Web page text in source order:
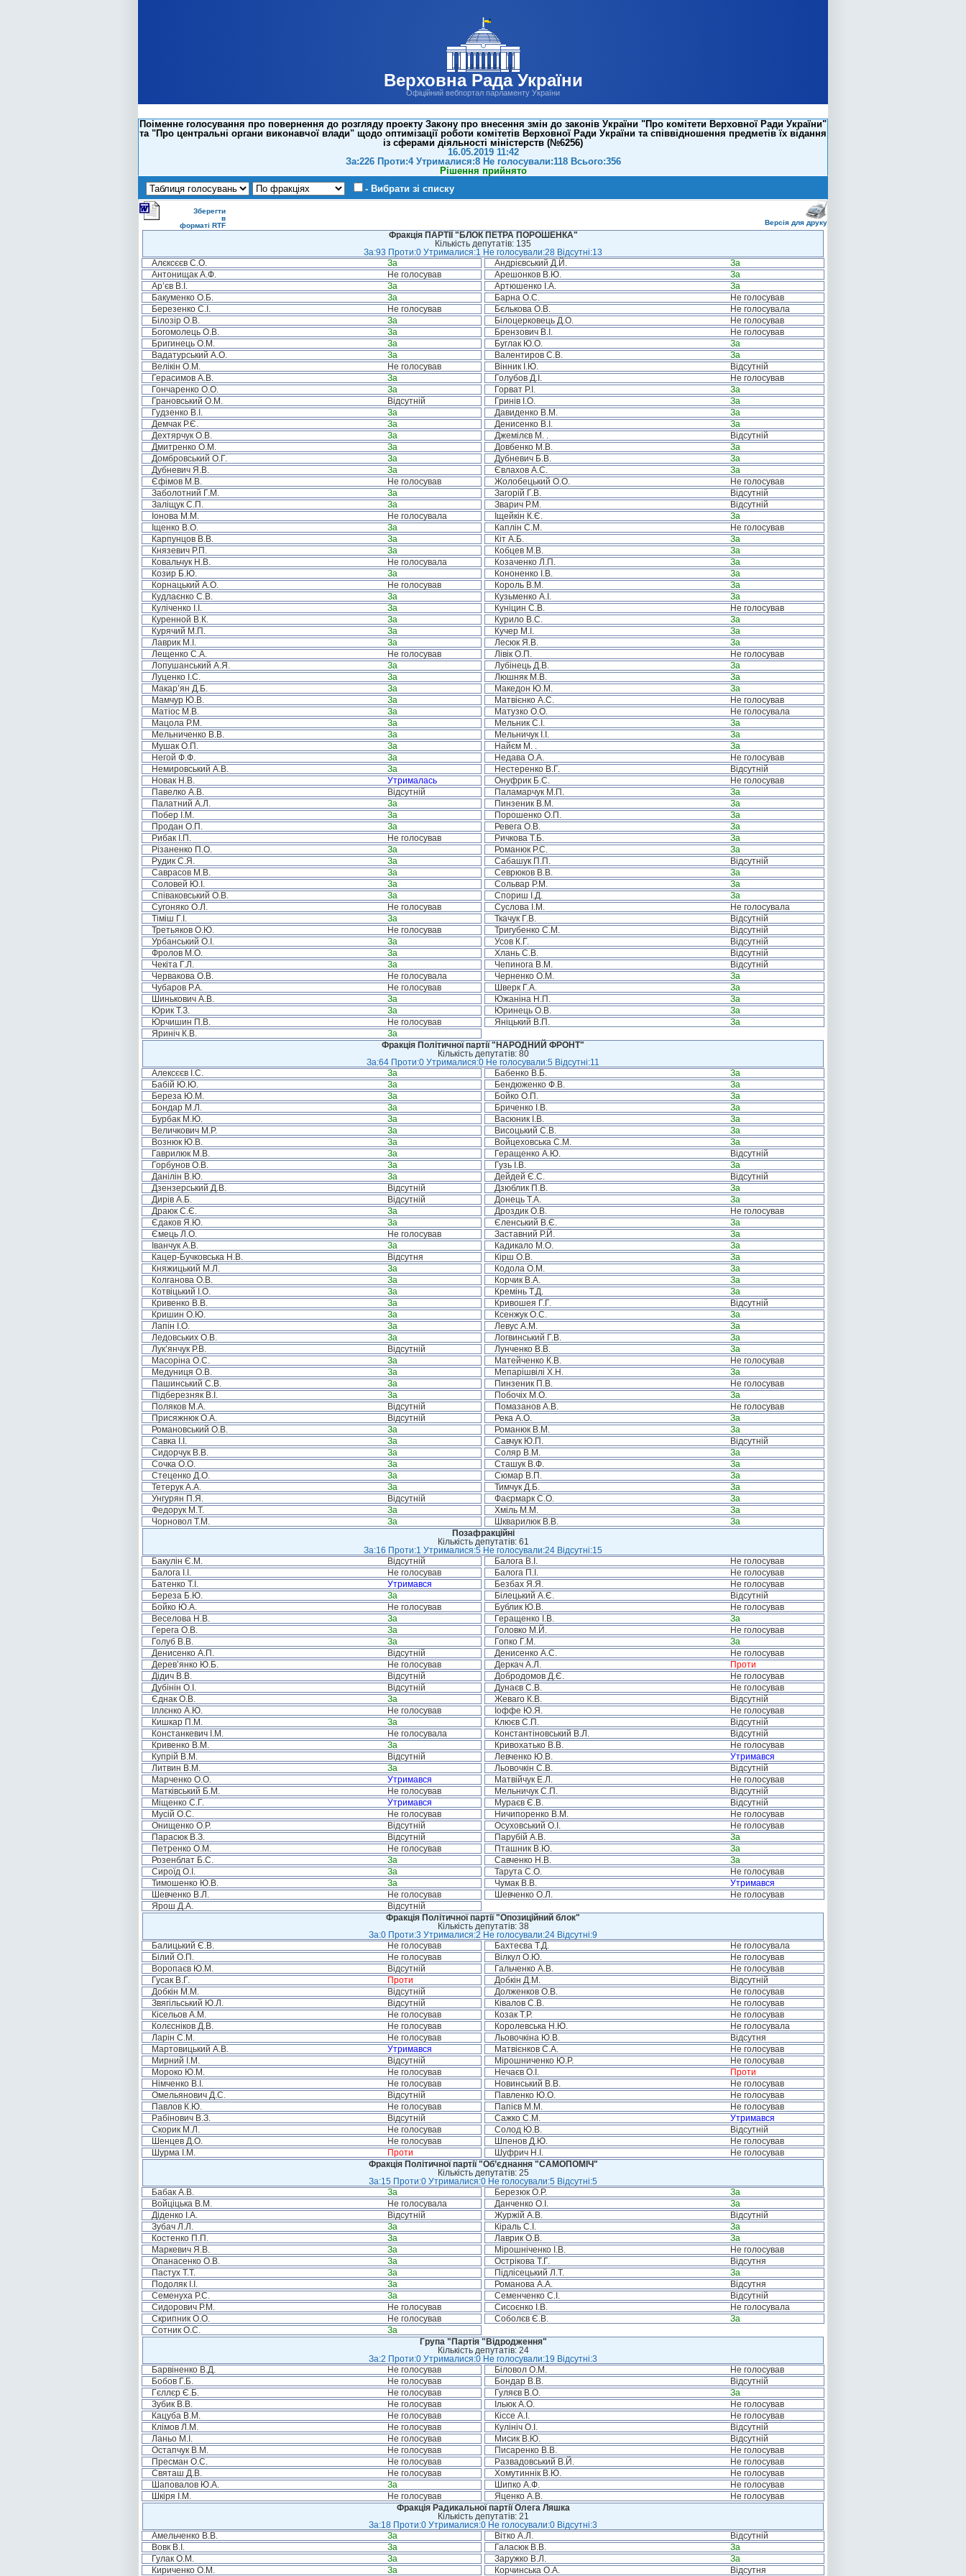
Верховна Рада України
Офіційний вебпортал парламенту України
Поіменне голосування про повернення до розгляду проекту Закону про внесення змін до законів України "Про комітети Верховної Ради України"
та "Про центральні органи виконавчої влади" щодо оптимізації роботи комітетів Верховної Ради України та співвідношення предметів їх відання
із сферами діяльності міністерств (№6256)
16.05.2019 11:42
За:226 Проти:4 Утрималися:8 Не голосували:118 Всього:356
Рішення прийнято
- Вибрати зі списку
Зберегти
в
форматі RTF
Версія для друку
Фракція ПАРТІЇ "БЛОК ПЕТРА ПОРОШЕНКА"
Кількість депутатів: 135
За:93 Проти:0 Утрималися:1 Не голосували:28 Відсутні:13
Алєксєєв С.О.
За Андрієвський Д.Й.
За
Антонищак А.Ф.
Не голосував Арешонков В.Ю.
За
Ар’єв В.І.
За Артюшенко І.А.
За
Бакуменко О.Б.
За Барна О.С.
Не голосував
Березенко С.І.
Не голосував Бєлькова О.В.
Не голосувала
Білозір О.В.
За Білоцерковець Д.О.
Не голосував
Богомолець О.В.
За Брензович В.І.
Не голосував
Бригинець О.М.
За Буглак Ю.О.
За
Вадатурський А.О.
За Валентиров С.В.
За
Велікін О.М.
Не голосував Вінник І.Ю.
Відсутній
Герасимов А.В.
За Голубов Д.І.
Не голосував
Гончаренко О.О.
За Горват Р.І.
За
Грановський О.М.
Відсутній Гринів І.О.
За
Гудзенко В.І.
За Давиденко В.М.
За
Демчак Р.Є.
За Денисенко В.І.
За
Дехтярчук О.В.
За Джемілєв М. .
Відсутній
Дмитренко О.М.
За Довбенко М.В.
За
Домбровський О.Г.
За Дубневич Б.В.
За
Дубневич Я.В.
За Євлахов А.С.
За
Єфімов М.В.
Не голосував Жолобецький О.О.
Не голосував
Заболотний Г.М.
За Загорій Г.В.
Відсутній
Заліщук С.П.
За Зварич Р.М.
Відсутній
Іонова М.М.
Не голосувала Іщейкін К.Є.
За
Іщенко В.О.
За Каплін С.М.
Не голосував
Карпунцов В.В.
За Кіт А.Б.
За
Князевич Р.П.
За Кобцев М.В.
За
Ковальчук Н.В.
Не голосувала Козаченко Л.П.
За
Козир Б.Ю.
За Кононенко І.В.
За
Корнацький А.О.
Не голосував Король В.М.
За
Кудлаєнко С.В.
За Кузьменко А.І.
За
Куліченко І.І.
За Куніцин С.В.
Не голосував
Куренной В.К.
За Курило В.С.
За
Курячий М.П.
За Кучер М.І.
За
Лаврик М.І.
За Лесюк Я.В.
За
Лещенко С.А.
Не голосував Лівік О.П.
Не голосував
Лопушанський А.Я.
За Лубінець Д.В.
За
Луценко І.С.
За Люшняк М.В.
За
Макар’ян Д.Б.
За Македон Ю.М.
За
Мамчур Ю.В.
За Матвієнко А.С.
Не голосував
Матіос М.В.
За Матузко О.О.
Не голосувала
Мацола Р.М.
За Мельник С.І.
За
Мельниченко В.В.
За Мельничук І.І.
За
Мушак О.П.
За Найєм М. .
За
Негой Ф.Ф.
За Недава О.А.
Не голосував
Немировський А.В.
За Нестеренко В.Г.
Відсутній
Новак Н.В.
Утрималась Онуфрик Б.С.
Не голосував
Павелко А.В.
Відсутній Паламарчук М.П.
За
Палатний А.Л.
За Пинзеник В.М.
За
Побер І.М.
За Порошенко О.П.
За
Продан О.П.
За Ревега О.В.
За
Рибак І.П.
Не голосував Ричкова Т.Б.
За
Різаненко П.О.
За Романюк Р.С.
За
Рудик С.Я.
За Сабашук П.П.
Відсутній
Саврасов М.В.
За Севрюков В.В.
За
Соловей Ю.І.
За Сольвар Р.М.
За
Співаковський О.В.
За Спориш І.Д.
За
Сугоняко О.Л.
Не голосував Суслова І.М.
Не голосувала
Тіміш Г.І.
За Ткачук Г.В.
Відсутній
Третьяков О.Ю.
Не голосував Тригубенко С.М.
Відсутній
Урбанський О.І.
За Усов К.Г.
Відсутній
Фролов М.О.
За Хлань С.В.
Відсутній
Чекіта Г.Л.
За Чепинога В.М.
Відсутній
Червакова О.В.
Не голосувала Черненко О.М.
За
Чубаров Р.А.
Не голосував Шверк Г.А.
За
Шинькович А.В.
За Южаніна Н.П.
За
Юрик Т.З.
За Юринець О.В.
За
Юрчишин П.В.
Не голосував Яніцький В.П.
За
Яриніч К.В.
За
Фракція Політичної партії "НАРОДНИЙ ФРОНТ"
Кількість депутатів: 80
За:64 Проти:0 Утрималися:0 Не голосували:5 Відсутні:11
Алексєєв І.С.
За Бабенко В.Б.
За
Бабій Ю.Ю.
За Бендюженко Ф.В.
За
Береза Ю.М.
За Бойко О.П.
За
Бондар М.Л.
За Бриченко І.В.
За
Бурбак М.Ю.
За Васюник І.В.
За
Величкович М.Р.
За Висоцький С.В.
За
Вознюк Ю.В.
За Войцеховська С.М.
За
Гаврилюк М.В.
За Геращенко А.Ю.
Відсутній
Горбунов О.В.
За Гузь І.В.
За
Данілін В.Ю.
За Дейдей Є.С.
Відсутній
Дзензерський Д.В.
Відсутній Дзюблик П.В.
За
Дирів А.Б.
Відсутній Донець Т.А.
За
Драюк С.Є.
За Дроздик О.В.
Не голосував
Єдаков Я.Ю.
За Єленський В.Є.
За
Ємець Л.О.
Не голосував Заставний Р.Й.
За
Іванчук А.В.
За Кадикало М.О.
За
Кацер-Бучковська Н.В.
Відсутня Кірш О.В.
За
Княжицький М.Л.
За Кодола О.М.
За
Колганова О.В.
За Корчик В.А.
За
Котвіцький І.О.
За Кремінь Т.Д.
За
Кривенко В.В.
За Кривошея Г.Г.
Відсутній
Кришин О.Ю.
За Ксенжук О.С.
За
Лапін І.О.
За Левус А.М.
За
Ледовських О.В.
За Логвинський Г.В.
За
Лук’янчук Р.В.
Відсутній Лунченко В.В.
За
Масоріна О.С.
За Матейченко К.В.
Не голосував
Медуниця О.В.
За Мепарішвілі Х.Н.
За
Пашинський С.В.
За Пинзеник П.В.
Не голосував
Підберезняк В.І.
За Побочіх М.О.
За
Поляков М.А.
Відсутній Помазанов А.В.
Не голосував
Присяжнюк О.А.
Відсутній Река А.О.
За
Романовський О.В.
За Романюк В.М.
За
Савка І.І.
За Савчук Ю.П.
Відсутній
Сидорчук В.В.
За Соляр В.М.
За
Сочка О.О.
За Сташук В.Ф.
За
Стеценко Д.О.
За Сюмар В.П.
За
Тетерук А.А.
За Тимчук Д.Б.
За
Унгурян П.Я.
Відсутній Фаєрмарк С.О.
За
Федорук М.Т.
За Хміль М.М.
За
Чорновол Т.М.
За Шкварилюк В.В.
За
Позафракційні
Кількість депутатів: 61
За:16 Проти:1 Утрималися:5 Не голосували:24 Відсутні:15
Бакулін Є.М.
Відсутній Балога В.І.
Не голосував
Балога І.І.
Не голосував Балога П.І.
Не голосував
Батенко Т.І.
Утримався Безбах Я.Я.
Не голосував
Береза Б.Ю.
За Білецький А.Є.
Відсутній
Бойко Ю.А.
Не голосував Бублик Ю.В.
Не голосував
Веселова Н.В.
За Геращенко І.В.
За
Герега О.В.
За Головко М.Й.
Не голосував
Голуб В.В.
За Гопко Г.М.
За
Денисенко А.П.
Відсутній Денисенко А.С.
Не голосував
Дерев’янко Ю.Б.
Не голосував Деркач А.Л.
Проти
Дідич В.В.
Відсутній Добродомов Д.Є.
Не голосував
Дубінін О.І.
Відсутній Дунаєв С.В.
Не голосував
Єднак О.В.
За Жеваго К.В.
Відсутній
Іллєнко А.Ю.
Не голосував Іоффе Ю.Я.
Не голосував
Кишкар П.М.
За Клюєв С.П.
Відсутній
Констанкевич І.М.
Не голосувала Константіновський В.Л.
Відсутній
Кривенко В.М.
За Кривохатько В.В.
Не голосував
Купрій В.М.
Відсутній Левченко Ю.В.
Утримався
Литвин В.М.
За Льовочкін С.В.
Відсутній
Марченко О.О.
Утримався Матвійчук Е.Л.
Не голосував
Матківський Б.М.
Не голосував Мельничук С.П.
Відсутній
Міщенко С.Г.
Утримався Мураєв Є.В.
Відсутній
Мусій О.С.
Не голосував Ничипоренко В.М.
Не голосував
Онищенко О.Р.
Відсутній Осуховський О.І.
Не голосував
Парасюк В.З.
Відсутній Парубій А.В.
За
Петренко О.М.
Не голосував Пташник В.Ю.
За
Розенблат Б.С.
За Савченко Н.В.
За
Сироїд О.І.
За Тарута С.О.
Не голосував
Тимошенко Ю.В.
За Чумак В.В.
Утримався
Шевченко В.Л.
Не голосував Шевченко О.Л.
Не голосував
Ярош Д.А.
Відсутній
Фракція Політичної партії "Опозиційний блок"
Кількість депутатів: 38
За:0 Проти:3 Утрималися:2 Не голосували:24 Відсутні:9
Балицький Є.В.
Не голосував Бахтеєва Т.Д.
Не голосувала
Білий О.П.
Не голосував Вілкул О.Ю.
Не голосував
Воропаєв Ю.М.
Відсутній Гальченко А.В.
Не голосував
Гусак В.Г.
Проти Добкін Д.М.
Відсутній
Добкін М.М.
Відсутній Долженков О.В.
Не голосував
Звягільський Ю.Л.
Відсутній Ківалов С.В.
Не голосував
Кісельов А.М.
Не голосував Козак Т.Р.
Не голосував
Колєсніков Д.В.
Не голосував Королевська Н.Ю.
Не голосувала
Ларін С.М.
Не голосував Льовочкіна Ю.В.
Відсутня
Мартовицький А.В.
Утримався Матвієнков С.А.
Не голосував
Мирний І.М.
Відсутній Мірошниченко Ю.Р.
Не голосував
Мороко Ю.М.
Не голосував Нечаєв О.І.
Проти
Німченко В.І.
Не голосував Новинський В.В.
Не голосував
Омельянович Д.С.
Відсутній Павленко Ю.О.
Не голосував
Павлов К.Ю.
Не голосував Папієв М.М.
Не голосував
Рабінович В.З.
Відсутній Сажко С.М.
Утримався
Скорик М.Л.
Не голосував Солод Ю.В.
Відсутній
Шенцев Д.О.
Не голосував Шпенов Д.Ю.
Не голосував
Шурма І.М.
Проти Шуфрич Н.І.
Не голосував
Фракція Політичної партії "Об’єднання "САМОПОМІЧ"
Кількість депутатів: 25
За:15 Проти:0 Утрималися:0 Не голосували:5 Відсутні:5
Бабак А.В.
За Березюк О.Р.
За
Войціцька В.М.
Не голосувала Данченко О.І.
За
Діденко І.А.
Відсутній Журжій А.В.
Відсутній
Зубач Л.Л.
За Кіраль С.І.
За
Костенко П.П.
За Лаврик О.В.
За
Маркевич Я.В.
За Мірошніченко І.В.
Не голосував
Опанасенко О.В.
За Острікова Т.Г.
Відсутня
Пастух Т.Т.
За Підлісецький Л.Т.
За
Подоляк І.І.
За Романова А.А.
Відсутня
Семенуха Р.С.
За Семенченко С.І.
Відсутній
Сидорович Р.М.
Не голосував Сисоєнко І.В.
Не голосувала
Скрипник О.О.
Не голосував Соболєв Є.В.
За
Сотник О.С.
За
Група "Партія "Відродження"
Кількість депутатів: 24
За:2 Проти:0 Утрималися:0 Не голосували:19 Відсутні:3
Барвіненко В.Д.
Не голосував Біловол О.М.
Не голосував
Бобов Г.Б.
Не голосував Бондар В.В.
Відсутній
Гєллєр Є.Б.
Не голосував Гуляєв В.О.
За
Зубик В.В.
Не голосував Ільюк А.О.
Не голосував
Кацуба В.М.
Не голосував Кіссе А.І.
Не голосував
Клімов Л.М.
Не голосував Кулініч О.І.
Відсутній
Ланьо М.І.
Не голосував Мисик В.Ю.
Відсутній
Остапчук В.М.
Не голосував Писаренко В.В.
Не голосував
Пресман О.С.
Не голосував Развадовський В.Й.
Не голосував
Святаш Д.В.
Не голосував Хомутиннік В.Ю.
Не голосував
Шаповалов Ю.А.
За Шипко А.Ф.
Не голосував
Шкіря І.М.
Не голосував Яценко А.В.
Не голосував
Фракція Радикальної партії Олега Ляшка
Кількість депутатів: 21
За:18 Проти:0 Утрималися:0 Не голосували:0 Відсутні:3
Амельченко В.В.
За Вітко А.Л.
Відсутній
Вовк В.І.
За Галасюк В.В.
За
Гулак О.М.
За Заружко В.Л.
За
Кириченко О.М.
За Корчинська О.А. Відсутня